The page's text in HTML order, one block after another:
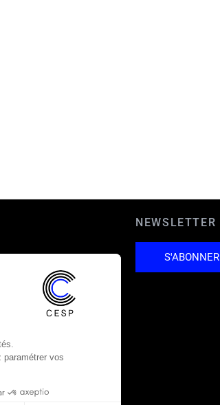
DU CESP
NEWSLETTER
S'ABONNER
paramétrer vos